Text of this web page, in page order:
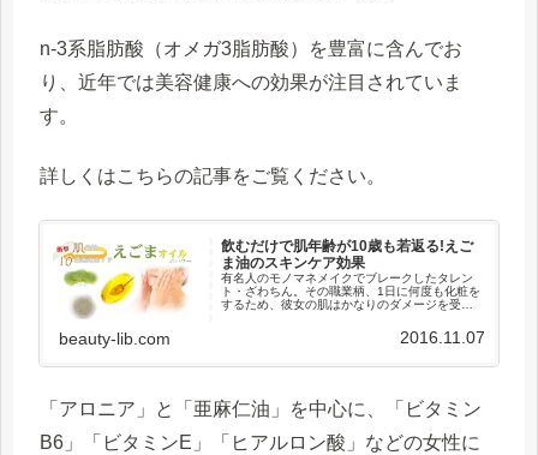
n-3系脂肪酸（オメガ3脂肪酸）を豊富に含んでお
り、近年では美容健康への効果が注目されていま
す。
詳しくはこちらの記事をご覧ください。
飲むだけで肌年齢が10歳も若返る!えご
ま油のスキンケア効果
有名人のモノマネメイクでブレークしたタレン
ト・ざわちん。その職業柄、1日に何度も化粧を
するため、彼女の肌はかなりのダメージを受け
歳シミやニキビなどかなりの肌荒れに悩まされ
beauty-lib.com 2016.11.07
「アロニア」と「亜麻仁油」を中心に、「ビタミン
B6」「ビタミンE」「ヒアルロン酸」などの女性に